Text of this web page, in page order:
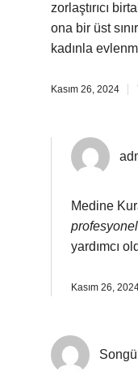
zorlaştırıcı
ona bir üst
kadınla
Kasım 26, 2024
Medine
profesyonel
yardımcı
Kasım 26,